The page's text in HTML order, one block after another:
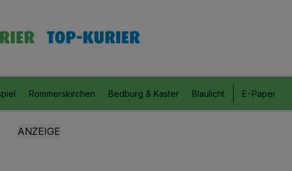
Rommerskirchen Bedburg & Kaster Blaulicht E-Paper